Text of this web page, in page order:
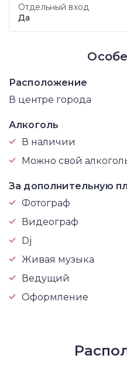
Отдельный вход
Да
Расположение
В центре города
Алкоголь
В наличии
Можно свой
За дополнительную
Фотограф
Видеограф
Dj
Живая музыка
Ведущий
Оформление